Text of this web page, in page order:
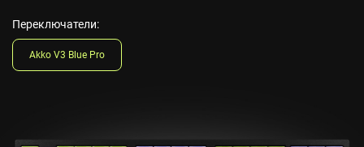
Переключатели:
Akko V3 Blue Pro